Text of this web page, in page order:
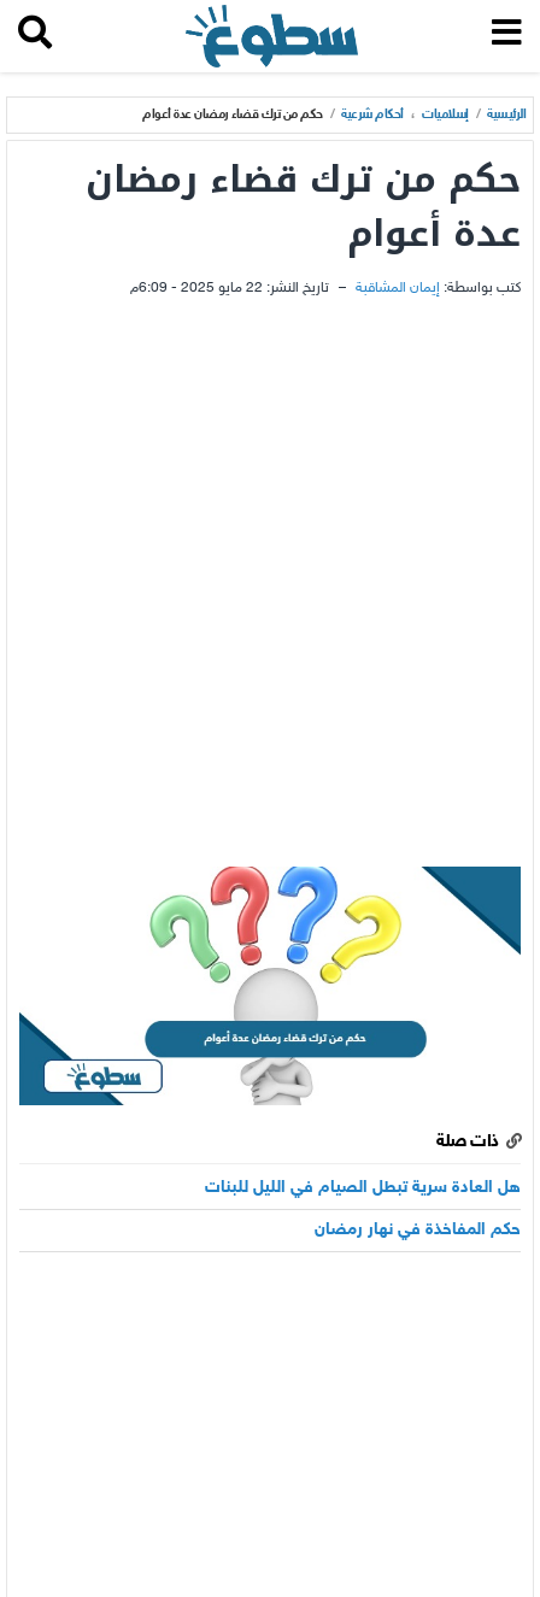
الرئيسية / إسلاميات ، أحكام شرعية / حكم من ترك قضاء رمضان عدة أعوام
حكم من ترك قضاء رمضان
عدة أعوام
كتب بواسطة: إيمان المشاقبة – تاريخ النشر: 22 مايو 2025 - 6:09م
ذات صلة
هل العادة سرية تبطل الصيام في الليل للبنات
حكم المفاخذة في نهار رمضان